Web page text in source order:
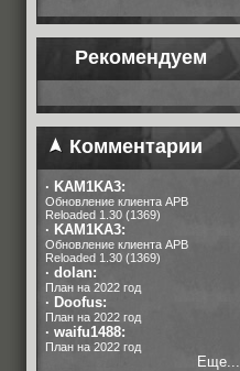
Рекомендуем
Комментарии
· KAM1KA3:
Обновление клиента APB
Reloaded 1.30 (1369)
· KAM1KA3:
Обновление клиента APB
Reloaded 1.30 (1369)
· dolan:
План на 2022 год
· Doofus:
План на 2022 год
· waifu1488:
План на 2022 год
Еще...